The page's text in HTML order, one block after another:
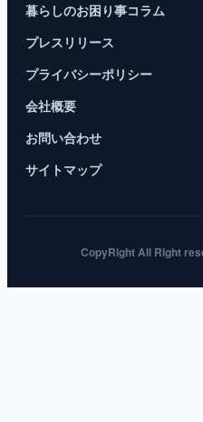
暮らしのお困り事コラム
プレスリリース
プライバシーポリシー
会社概要
お問い合わせ
サイトマップ
CopyRight All Right